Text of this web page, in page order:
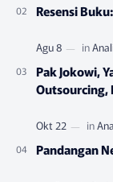
Resensi
Pak Jokowi,
Outsourcing,
Pandangan